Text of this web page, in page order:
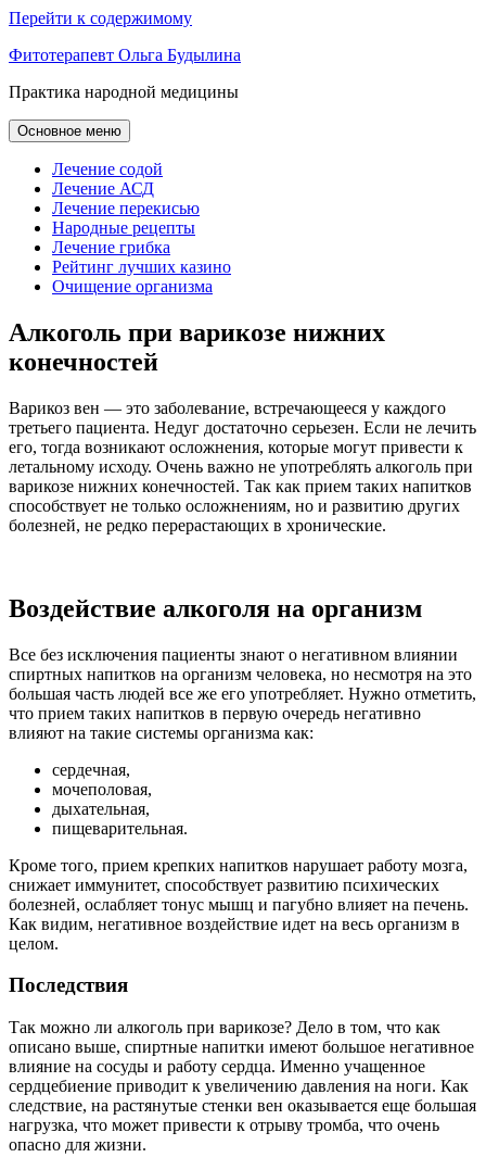
Перейти к содержимому
Фитотерапевт Ольга Будылина
Практика народной медицины
Основное меню
Лечение содой
Лечение АСД
Лечение перекисью
Народные рецепты
Лечение грибка
Рейтинг лучших казино
Очищение организма
Алкоголь при варикозе нижних
конечностей
Варикоз вен — это заболевание, встречающееся у каждого
третьего пациента. Недуг достаточно серьезен. Если не лечить
его, тогда возникают осложнения, которые могут привести к
летальному исходу. Очень важно не употреблять алкоголь при
варикозе нижних конечностей. Так как прием таких напитков
способствует не только осложнениям, но и развитию других
болезней, не редко перерастающих в хронические.
Воздействие алкоголя на организм
Все без исключения пациенты знают о негативном влиянии
спиртных напитков на организм человека, но несмотря на это
большая часть людей все же его употребляет. Нужно отметить,
что прием таких напитков в первую очередь негативно
влияют на такие системы организма как:
сердечная,
мочеполовая,
дыхательная,
пищеварительная.
Кроме того, прием крепких напитков нарушает работу мозга,
снижает иммунитет, способствует развитию психических
болезней, ослабляет тонус мышц и пагубно влияет на печень.
Как видим, негативное воздействие идет на весь организм в
целом.
Последствия
Так можно ли алкоголь при варикозе? Дело в том, что как
описано выше, спиртные напитки имеют большое негативное
влияние на сосуды и работу сердца. Именно учащенное
сердцебиение приводит к увеличению давления на ноги. Как
следствие, на растянутые стенки вен оказывается еще большая
нагрузка, что может привести к отрыву тромба, что очень
опасно для жизни.